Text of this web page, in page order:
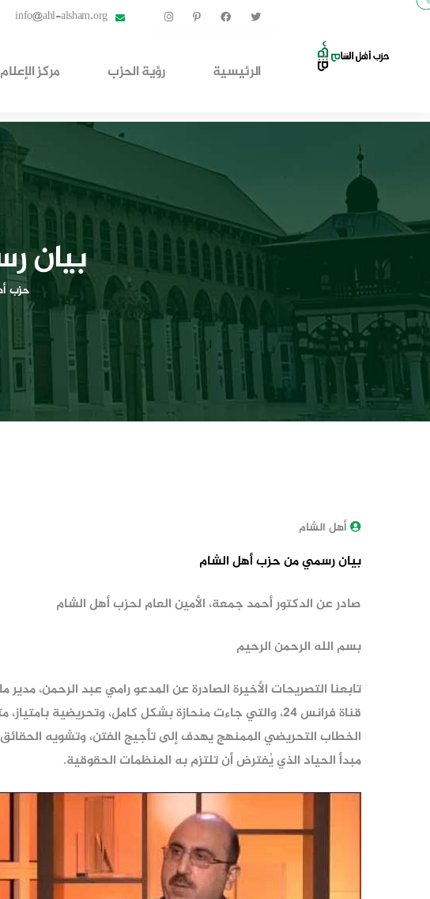
info@ahl-alsham.org
الرئيسية رؤية الحزب مركز الإعلام
بيان
حزب
أهل الشام
بيان رسمي من حزب أهل الشام
صادر عن الدكتور أحمد جمعة، الأمين العام لحزب أهل الشام
بسم الله الرحمن الرحيم
تابعنا التصريحات الأخيرة الصادرة عن المدعو رامي عبد الرحمن،
قناة فرانس 24، والتي جاءت منحازة بشكل كامل، وتحريضية
الخطاب التحريضي الممنهج يهدف إلى تأجيج الفتن، وتشويه
مبدأ الحياد الذي يُفترض أن تلتزم به المنظمات الحقوقية.